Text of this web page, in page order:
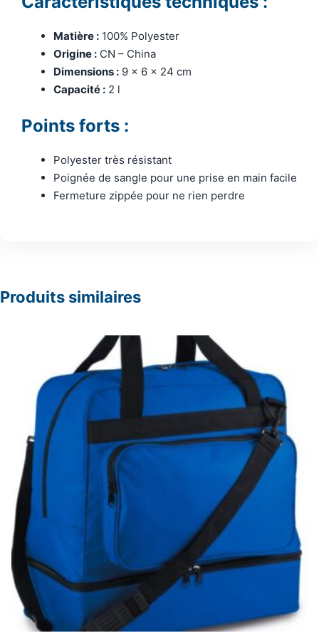
Matière : 100% Polyester
Origine : CN – China
Dimensions : 9 x 6 x 24 cm
Capacité : 2 l
Points forts :
Polyester très résistant
Poignée de sangle pour une prise en main facile
Fermeture zippée pour ne rien perdre
Produits similaires